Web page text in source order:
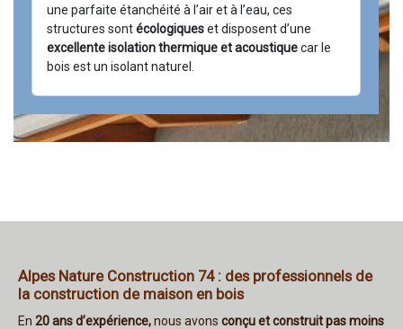
une parfaite étanchéité à l’air et à l’eau, ces
structures sontécologiqueset disposent d’une
excellente isolation thermique et acoustiquecar le
bois est un isolant naturel.
Alpes Nature Construction 74 : des professionnels de
la construction de maison en bois
En 20 ans d’expérience,nous avons conçu et construit pas moins